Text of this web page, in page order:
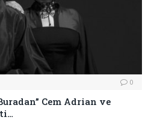
0
Cem Adrian ve